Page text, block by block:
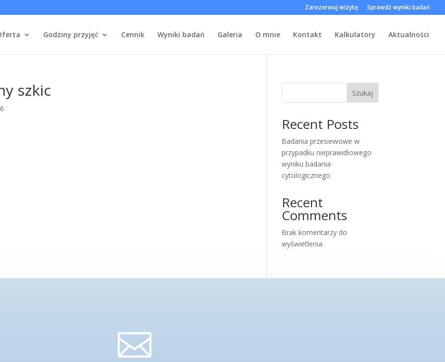
Zarezerwuj wizytę Sprawdź wyniki badań
Godziny przyjęć Cennik Wyniki badań Galeria O mnie Kontakt Kalkulatory Aktualności
szkic Szukaj
Recent Posts
Badania przesiewowe w
przypadku nieprawidłowego
wyniku badania
cytologicznego
Recent
Comments
Brak komentarzy do
wyświetlenia.
